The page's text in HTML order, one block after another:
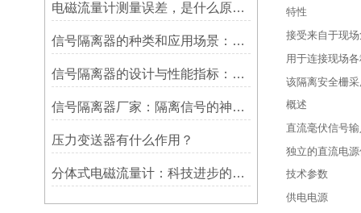
电磁流量计测量误差，是什么原因造成?
信号隔离器的种类和应用场景：满足不同需求的多样化选择
信号隔离器的设计与性能指标：确保稳定可靠的信号传输
信号隔离器厂家：隔离信号的神奇之选
压力变送器有什么作用？
分体式电磁流量计：科技进步的代表
特性
接受来自于现
用于连接现场
该隔离安全栅
概述
直流毫伏信号
独立的直流电
技术参数
供电电源